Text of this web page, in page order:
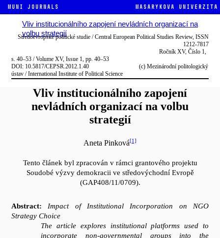
MUNI JOURNALS Masarykova univerzita
Vliv institucionálního zapojení nevládních organizací na
volbu strategií